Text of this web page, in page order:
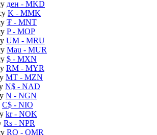
ден - MKD
K - MMK
₮ - MNT
P- MOP
UM - MRU
Mau - MUR
$ - MXN
RM - MYR
MT - MZN
N$ - NAD
N - NGN
C$ - NIO
kr- NOK
Rs - NPR
RO - OMR